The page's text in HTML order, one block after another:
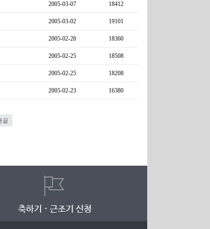
2005-03-07 18412
2005-03-02 19101
2005-02-28 18360
2005-02-25 18508
2005-02-25 18208
2005-02-23 16380
끝